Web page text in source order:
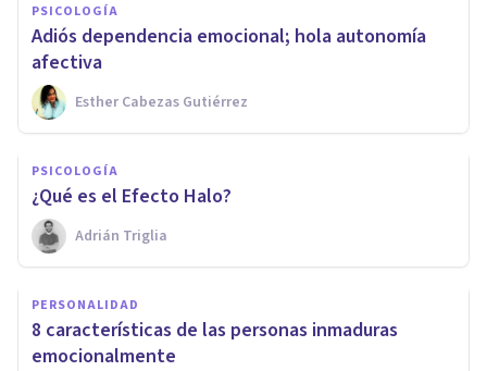
PSICOLOGÍA
Adiós dependencia emocional; hola autonomía
afectiva
Esther Cabezas Gutiérrez
PSICOLOGÍA
​¿Qué es el Efecto Halo?
Adrián Triglia
PERSONALIDAD
​8 características de las personas inmaduras
emocionalmente